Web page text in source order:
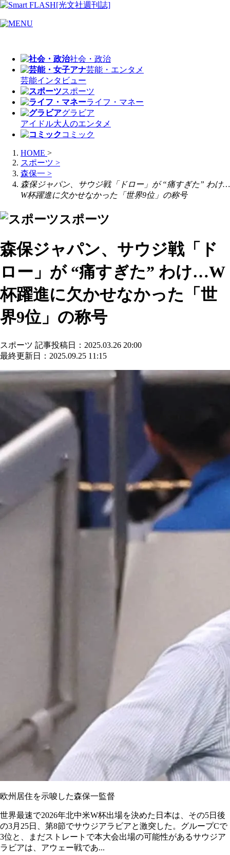
社会・政治
芸能・エンタメ
芸能インタビュー
スポーツ
ライフ・マネー
グラビア
アイドル大人のエンタメ
コミック
HOME >
スポーツ >
森保一 >
森保ジャパン、サウジ戦「ドロー」が “痛すぎた” わけ…
W杯躍進に欠かせなかった「世界9位」の称号
スポーツ
森保ジャパン、サウジ戦「ド
ロー」が “痛すぎた” わけ…W
杯躍進に欠かせなかった「世
界9位」の称号
スポーツ 記事投稿日：2025.03.26 20:00
最終更新日：2025.09.25 11:15
欧州居住を示唆した森保一監督
世界最速で2026年北中米W杯出場を決めた日本は、その5日後
の3月25日、第8節でサウジアラビアと激突した。グループCで
3位と、まだストレートで本大会出場の可能性があるサウジア
ラビアは、アウェー戦であ...